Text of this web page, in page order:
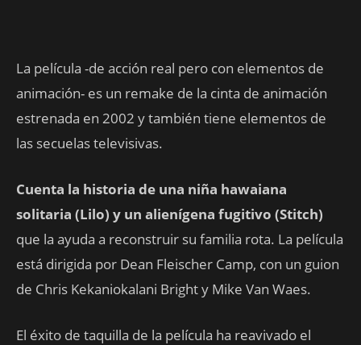
La película -de acción real pero con elementos de
animación- es un remake de la cinta de animación
estrenada en 2002 y también tiene elementos de
las secuelas televisivas.
Cuenta la historia de una niña hawaiana
solitaria (Lilo) y un alienígena fugitivo (Stitch)
que la ayuda a reconstruir su familia rota. La película
está dirigida por Dean Fleischer Camp, con un guion
de Chris Kekaniokalani Bright y Mike Van Waes.
El éxito de taquilla de la película ha reavivado el